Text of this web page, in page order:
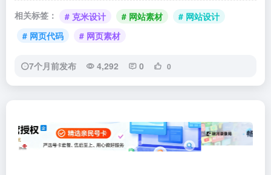
相关标签： # 克米设计 # 网站素材
# 网站设计
# 网页代码
# 网页素材
7个月前发布 4,292 0 0